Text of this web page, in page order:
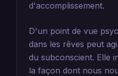
d'accomplissement.
D'un point de vue
dans les rêves peut
du subconscient. Elle
la façon dont nous